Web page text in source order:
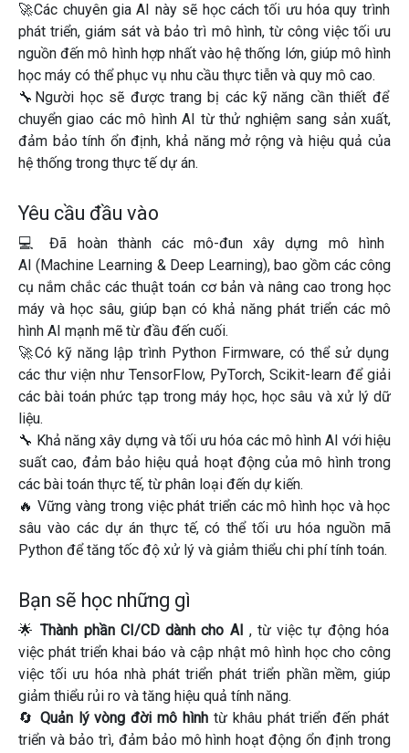
🚀Các chuyên gia AI này sẽ học cách tối ưu hóa quy trình
phát triển, giám sát và bảo trì mô hình, từ công việc tối ưu
nguồn đến mô hình hợp nhất vào hệ thống lớn, giúp mô hình
học máy có thể phục vụ nhu cầu thực tiễn và quy mô cao.
🔧 Người học sẽ được trang bị các kỹ năng cần thiết để
chuyển giao các mô hình AI từ thử nghiệm sang sản xuất,
đảm bảo tính ổn định, khả năng mở rộng và hiệu quả của
hệ thống trong thực tế dự án.
Yêu cầu đầu vào
💻Đã hoàn thành các mô-đun xây dựng mô hình
AI (Machine Learning & Deep Learning), bao gồm các công
cụ nắm chắc các thuật toán cơ bản và nâng cao trong học
máy và học sâu, giúp bạn có khả năng phát triển các mô
hình AI mạnh mẽ từ đầu đến cuối.
🚀Có kỹ năng lập trình Python Firmware, có thể sử dụng
các thư viện như TensorFlow, PyTorch, Scikit-learn để giải
các bài toán phức tạp trong máy học, học sâu và xử lý dữ
liệu.
🔧 Khả năng xây dựng và tối ưu hóa các mô hình AI với hiệu
suất cao, đảm bảo hiệu quả hoạt động của mô hình trong
các bài toán thực tế, từ phân loại đến dự kiến.
🔥Vững vàng trong việc phát triển các mô hình học và học
sâu vào các dự án thực tế, có thể tối ưu hóa nguồn mã
Python để tăng tốc độ xử lý và giảm thiểu chi phí tính toán.
Bạn sẽ học những gì
🌟Thành phần CI/CD dành cho AI , từ việc tự động hóa
việc phát triển khai báo và cập nhật mô hình học cho công
việc tối ưu hóa nhà phát triển phát triển phần mềm, giúp
giảm thiểu rủi ro và tăng hiệu quả tính năng.
🔄 Quản lý vòng đời mô hình từ khâu phát triển đến phát
triển và bảo trì, đảm bảo mô hình hoạt động ổn định trong